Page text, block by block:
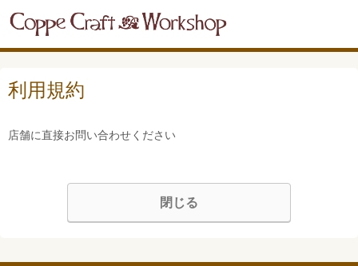
利用規約
店舗に直接お問い合わせください
閉じる